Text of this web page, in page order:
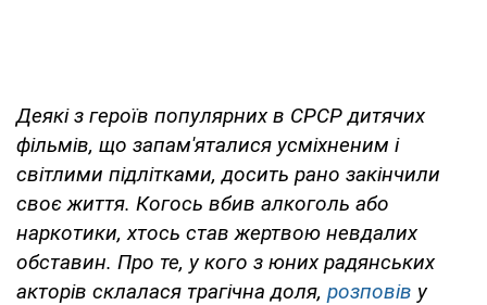
Деякі з героїв популярних в СРСР дитячих
фільмів, що запам'яталися усміхненим і
світлими підлітками, досить рано закінчили
своє життя. Когось вбив алкоголь або
наркотики, хтось став жертвою невдалих
обставин. Про те, у кого з юних радянських
акторів склалася трагічна доля, розповів у